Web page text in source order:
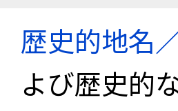
歴史的地名
よび歴史的